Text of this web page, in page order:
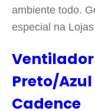
ambiente todo.
especial na
Preto/Azul
Cadence